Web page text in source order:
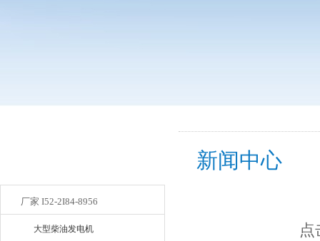
厂家 I52-2I84-8956
大型柴油发电机
新闻中心
点